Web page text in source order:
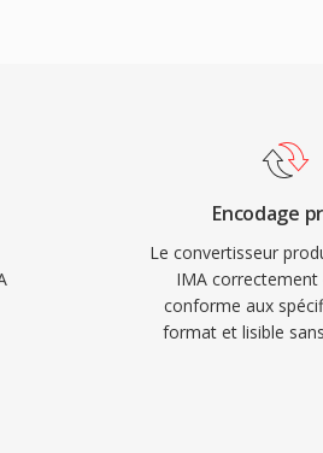
Encodage
Le convertisseur
IMA correctement
conforme aux
format et lisible